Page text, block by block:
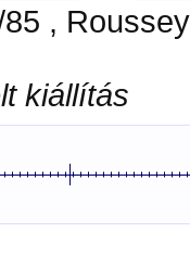
,
kiállítás